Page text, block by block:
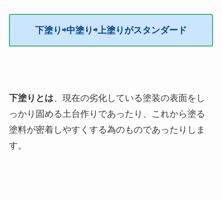
下塗り⇨中塗り⇨上塗りがスタンダード
下塗りとは、現在の劣化している塗装の表面をし
っかり固める土台作りであったり、これから塗る
塗料が密着しやすくする為のものであったりしま
す。